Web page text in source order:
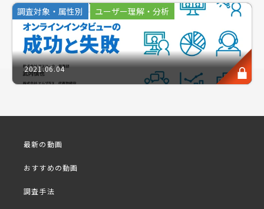
消費者の心に刺さる商品メッセージやコンセプトを立
案することができます。
今回はアスマークのリサーチを監修するリサーチャー
が、これら疑問の一助となる「生活者分類」に注視
し、因子分析を用いて全国2,000名の男女を対象に消
費者分類調査を実施しました。
セミナーでは、商材別で「最も購入しているクラスタ
リサーチャー×マーケターにて、クラスター分析レポ
ートの考察～活用示唆までを対談形式でお送りいたし
調査対象・属性別 ユーザー理解・分析
2021.06.04
最新の動画
おすすめの動画
調査手法